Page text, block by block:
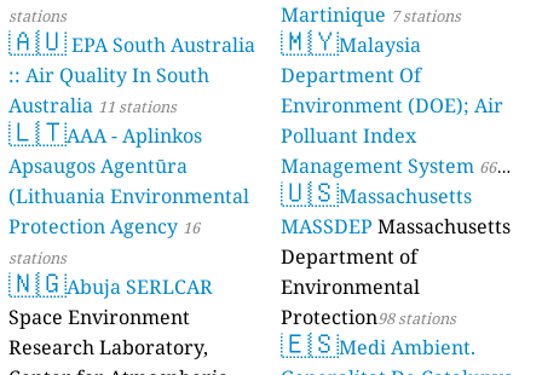
stations
🇦🇺EPA South Australia
:: Air Quality In South
Australia 11 stations
🇱🇹AAA - Aplinkos
Apsaugos Agentūra
(Lithuania Environmental
Protection Agency 16
stations
🇳🇬Abuja SERLCAR
Space Environment
Research Laboratory,
Martinique 7 stations
🇲🇾Malaysia
Department Of
Environment (DOE); Air
Polluant Index
Management System 66
stations
🇺🇸Massachusetts
MASSDEP Massachusetts
Department of
Environmental
Protection98 stations
🇪🇸Medi Ambient.